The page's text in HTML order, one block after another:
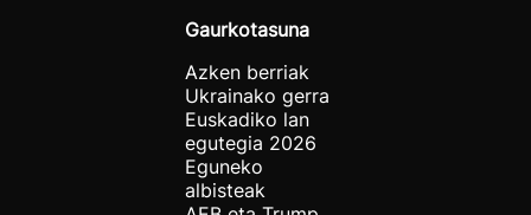
Gaurkotasuna
Azken berriak
Ukrainako gerra
Euskadiko lan
egutegia 2026
Eguneko
albisteak